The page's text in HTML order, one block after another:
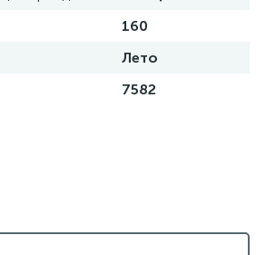
160
Лето
7582